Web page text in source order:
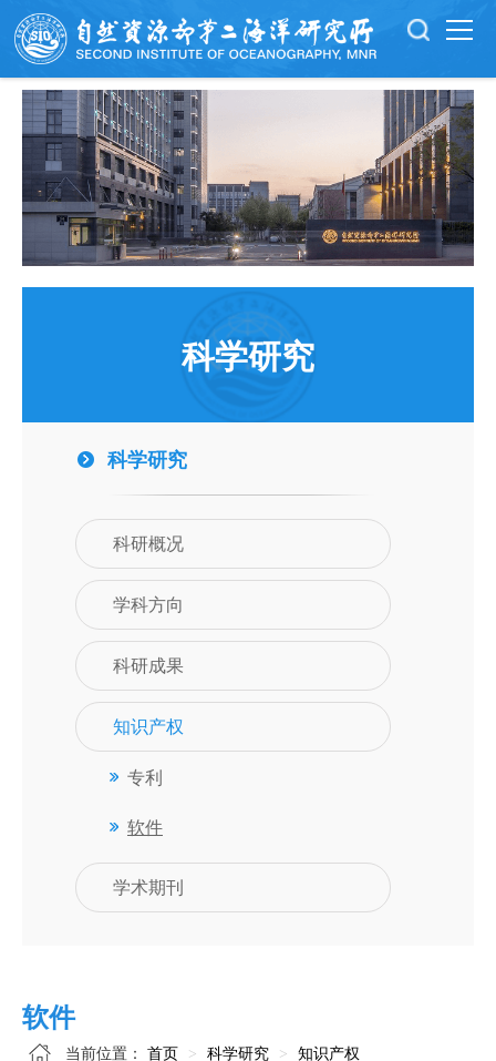
科学研究
科学研究
科研概况
学科方向
科研成果
知识产权
专利
软件
学术期刊
软件
当前位置： 首页 科学研究 知识产权